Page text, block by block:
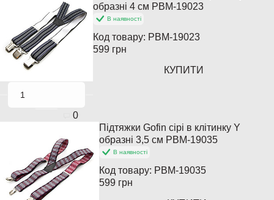
0
образні 4 см PBM-19023
В наявності
Код товару: PBM-19023
599 грн
КУПИТИ
Підтяжки Gofin сірі в клітинку Y
образні 3,5 см PBM-19035
В наявності
Код товару: PBM-19035
599 грн